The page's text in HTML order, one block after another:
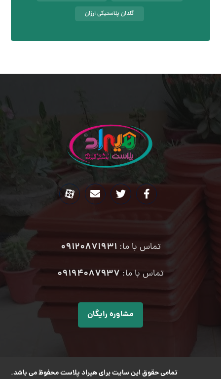
گلدان پلاستیکی ارزان
تماس با ما:09120871931
تماس با ما: ۰۹۱۹۴۰۸۷۹۳۷
مشاوره رایگان
تمامی حقوق این سایت برای هیراد پلاست محفوظ می باشد.